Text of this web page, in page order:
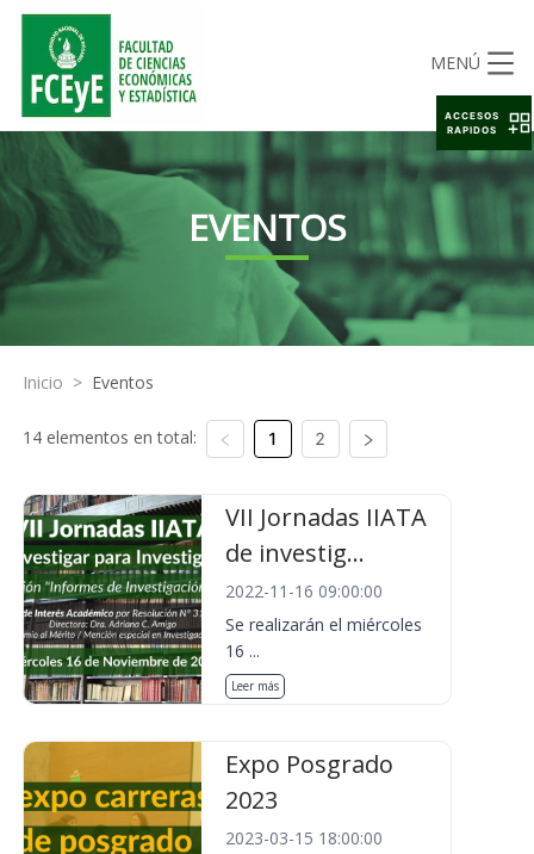
MENÚ
EVENTOS
Inicio > Eventos
14 elementos en total: 1 2
VII Jornadas IIATA
de investig...
2022-11-16 09:00:00
Se realizarán el miércoles
16 ...
Leer más
Expo Posgrado
2023
2023-03-15 18:00:00
ACCESOS
RAPIDOS